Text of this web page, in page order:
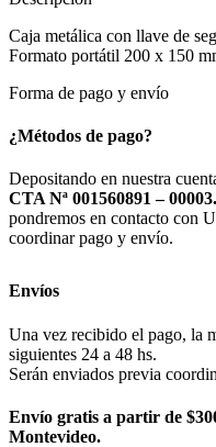
Caja metálica con llave de
Formato portátil 200 x 150
Forma de pago y envío
¿Métodos de pago?
Depositando en nuestra
CTA Nª 001560891 – 00003.
pondremos en contacto con
coordinar pago y envío.
Envíos
Una vez recibido el pago, la
siguientes 24 a 48 hs.
Serán enviados previa
Envío gratis a partir de
Montevideo.